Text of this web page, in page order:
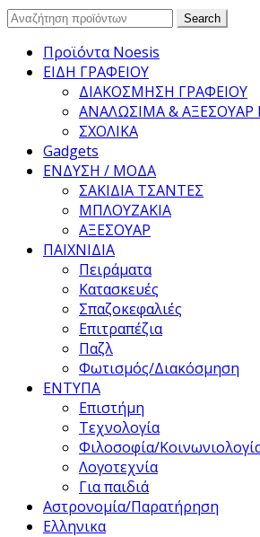
Search
Search
Προϊόντα Noesis
ΕΙΔΗ ΓΡΑΦΕΙΟΥ
ΔΙΑΚΟΣΜΗΣΗ ΓΡΑΦΕΙΟΥ
ΑΝΑΛΩΣΙΜΑ & ΑΞΕΣΟΥΑΡ
ΣΧΟΛΙΚΑ
Gadgets
ΕΝΔΥΣΗ / ΜΟΔΑ
ΣΑΚΙΔΙΑ ΤΣΑΝΤΕΣ
ΜΠΛΟΥΖΑΚΙΑ
ΑΞΕΣΟΥΑΡ
ΠΑΙΧΝΙΔΙΑ
Πειράματα
Κατασκευές
Σπαζοκεφαλιές
Επιτραπέζια
Παζλ
Φωτισμός/Διακόσμηση
ΕΝΤΥΠΑ
Επιστήμη
Τεχνολογία
Φιλοσοφία/
Λογοτεχνία
Για παιδιά
Αστρονομία/Παρατήρηση
Ελληνικα